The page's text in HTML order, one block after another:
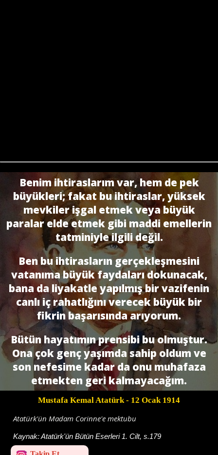
Benim ihtiraslarım var, hem de pek
büyükleri; fakat bu ihtiraslar, yüksek
mevkiler işgal etmek veya büyük
paralar elde etmek gibi maddi emellerin
tatminiyle ilgili değil.
Ben bu ihtirasların gerçekleşmesini
vatanıma büyük faydaları dokunacak,
bana da liyakatle yapılmış bir vazifenin
canlı iç rahatlığını verecek büyük bir
fikrin başarısında arıyorum.
Bütün hayatımın prensibi bu olmuştur.
Ona çok genç yaşımda sahip oldum ve
son nefesime kadar da onu muhafaza
etmekten geri kalmayacağım.
Mustafa Kemal Atatürk - 12 Ocak 1914
Atatürk'ün Madam Corinne'e mektubu
Kaynak:Atatürk'ün Bütün Eserleri 1. Cilt, s.179